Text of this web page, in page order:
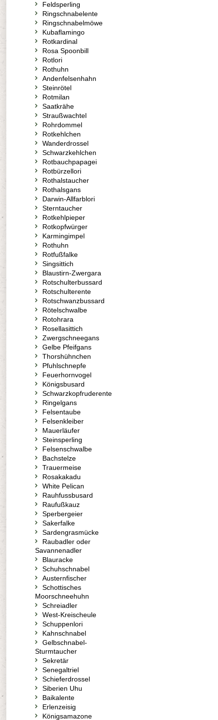
Feldsperling
Ringschnabelente
Ringschnabelmöwe
Kubaflamingo
Rotkardinal
Rosa Spoonbill
Rotlori
Rothuhn
Andenfelsenhahn
Steinrötel
Rotmilan
Saatkrähe
Straußwachtel
Rohrdommel
Rotkehlchen
Wanderdrossel
Schwarzkehlchen
Rotbauchpapagei
Rotbürzellori
Rothalstaucher
Rothalsgans
Darwin-Allfarblori
Sterntaucher
Rotkehlpieper
Rotkopfwürger
Karmingimpel
Rothuhn
Rotfußfalke
Singsittich
Blaustirn-Zwergara
Rotschulterbussard
Rotschulterente
Rotschwanzbussard
Rötelschwalbe
Rotohrara
Rosellasittich
Zwergschneegans
Gelbe Pfeifgans
Thorshühnchen
Pfuhlschnepfe
Feuerhornvogel
Königsbusard
Schwarzkopfruderente
Ringelgans
Felsentaube
Felsenkleiber
Mauerläufer
Steinsperling
Felsenschwalbe
Bachstelze
Trauermeise
Rosakakadu
White Pelican
Rauhfussbusard
Raufußkauz
Sperbergeier
Sakerfalke
Sardengrasmücke
Raubadler oder
Savannenadler
Blauracke
Schuhschnabel
Austernfischer
Schottisches
Moorschneehuhn
Schreiadler
West-Kreischeule
Schuppenlori
Kahnschnabel
Gelbschnabel-
Sturmtaucher
Sekretär
Senegaltriel
Schieferdrossel
Siberien Uhu
Baikalente
Erlenzeisig
Königsamazone